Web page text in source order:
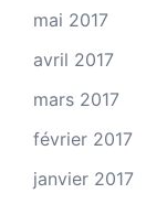
mai 2017
avril 2017
mars 2017
février 2017
janvier 2017